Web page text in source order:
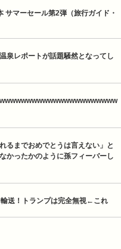
サマーセール第2弾（旅行ガイド・
泉レポートが話題騒然となってし
るまでおめでとうは言えない」と
かったかのように孫フィーバーし
輸送！トランプは完全無視←これ